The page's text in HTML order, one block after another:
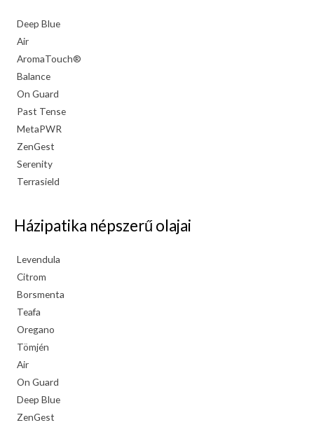
Deep Blue
Air
AromaTouch®
Balance
On Guard
Past Tense
MetaPWR
ZenGest
Serenity
Terrasield
Házipatika népszerű olajai
Levendula
Citrom
Borsmenta
Teafa
Oregano
Tömjén
Air
On Guard
Deep Blue
ZenGest